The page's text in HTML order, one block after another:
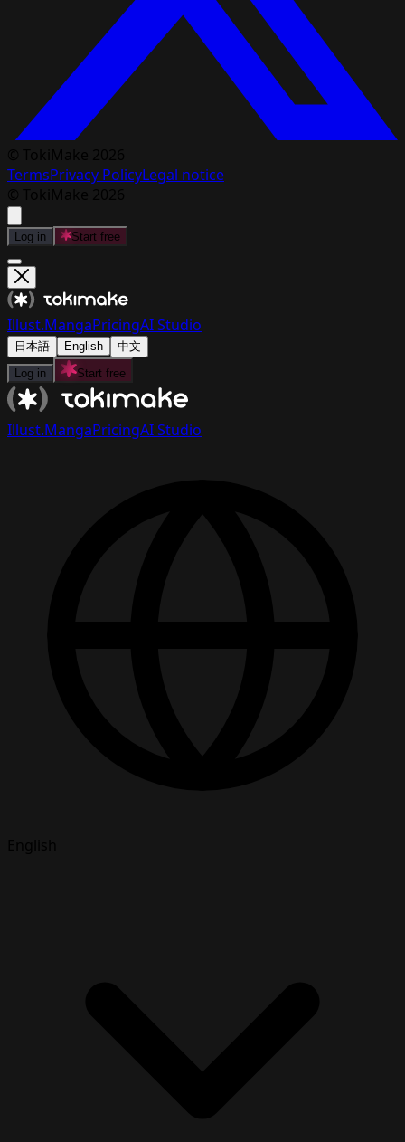
TermsPrivacy PolicyLegal notice
Log in Start free
Illust.MangaPricingAI Studio
日本語 English
中文
Log in
Start free
Illust.MangaPricingAI Studio